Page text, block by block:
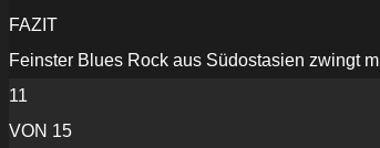
YouTube
anzeigen
FAZIT
Feinster Blues Rock aus Südostasien zwingt
11
VON 15